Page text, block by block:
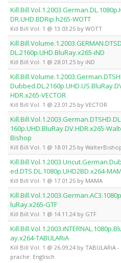
DR.UHD.BDRip.h265-WOTT
Kill Bill Vol. 1 @ 13.03.25 by WOTT
DL.2160p.UHD.BluRay.x265-iND
Kill Bill Vol. 1 @ 28.01.25 by iND
HDR.x265-VECTOR
Kill Bill Vol. 1 @ 23.01.25 by VECTOR
160p.UHD.BluRay.DV.HDR.x265-
Bishop
Kill Bill Vol. 1 @ 18.01.25 by
ed.DTS.DL.1080p.UHD2BD.x264-
Kill Bill Vol. 1 @ 17.01.25 by MAMA
luRay.x265-GTF
Kill Bill Vol. 1 @ 14.11.24 by GTF
ay.x264-TABULARiA
Kill Bill Vol. 1 @ 26.09.24 by TABULARiA -
prache: Englisch